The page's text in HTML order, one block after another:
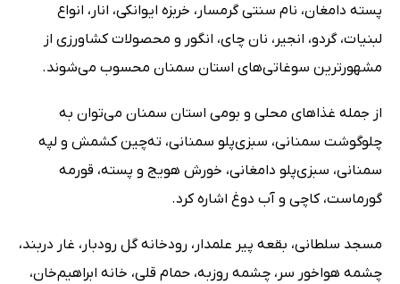
پسته دامغان، نام سنتی گرمسار، خربزه ایوانکی، انار، انواع
لبنیات، گردو، انجیر، نان چای، انگور و محصولات کشاورزی از
مشهورترین سوغاتی‌های استان سمنان محسوب می‌شوند.
از جمله غذاهای محلی و بومی استان سمنان می‌توان به
چلوگوشت سمنانی، سبزی‌پلو سمنانی، ته‌چین کشمش و لپه
سمنانی، سبزی‌پلو دامغانی، خورش هویج و پسته، قورمه
گورماست، کاچی و آب دوغ اشاره کرد.
مسجد سلطانی، بقعه پیر علمدار، رودخانه گل رودبار، غار دربند،
چشمه هواخور سر، چشمه روزبه، حمام قلی، خانه ابراهیم‌خان،